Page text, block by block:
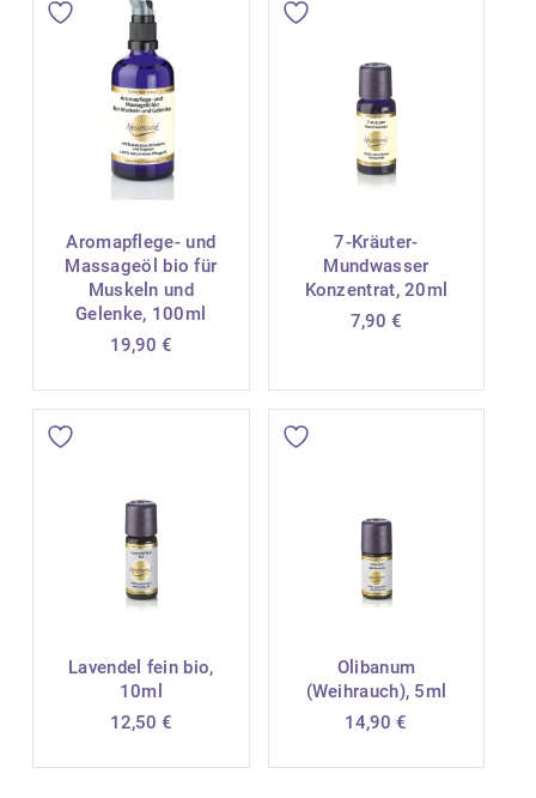
Aromapflege- und
Massageöl bio für
Muskeln und
Gelenke, 100ml
19,90 €
7-Kräuter-
Mundwasser
Konzentrat, 20ml
7,90 €
Lavendel fein bio,
10ml
12,50 €
Olibanum
(Weihrauch), 5ml
14,90€